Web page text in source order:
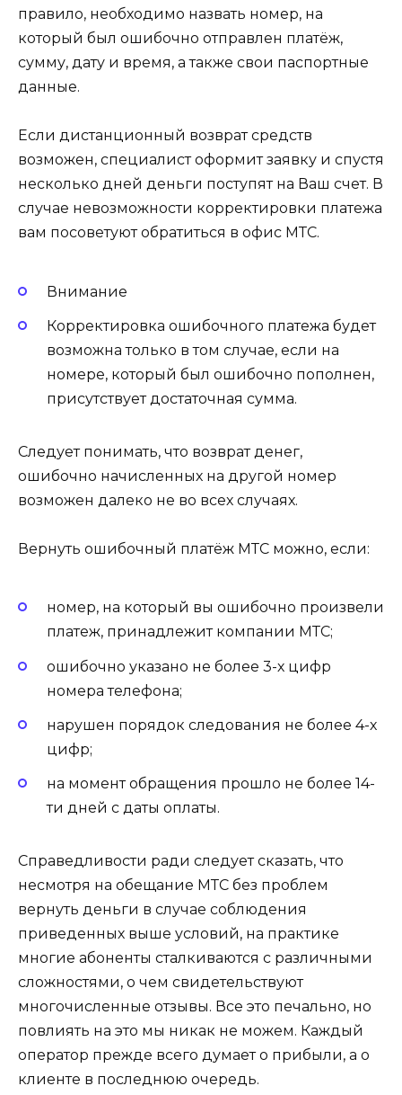
правило, необходимо назвать номер, на
который был ошибочно отправлен платёж,
сумму, дату и время, а также свои паспортные
данные.
Если дистанционный возврат средств
возможен, специалист оформит заявку и спустя
несколько дней деньги поступят на Ваш счет. В
случае невозможности корректировки платежа
вам посоветуют обратиться в офис МТС.
Внимание
Корректировка ошибочного платежа будет
возможна только в том случае, если на
номере, который был ошибочно пополнен,
присутствует достаточная сумма.
Следует понимать, что возврат денег,
ошибочно начисленных на другой номер
возможен далеко не во всех случаях.
Вернуть ошибочный платёж МТС можно, если:
номер, на который вы ошибочно произвели
платеж, принадлежит компании МТС;
ошибочно указано не более 3-х цифр
номера телефона;
нарушен порядок следования не более 4-х
цифр;
на момент обращения прошло не более 14-
ти дней с даты оплаты.
Справедливости ради следует сказать, что
несмотря на обещание МТС без проблем
вернуть деньги в случае соблюдения
приведенных выше условий, на практике
многие абоненты сталкиваются с различными
сложностями, о чем свидетельствуют
многочисленные отзывы. Все это печально, но
повлиять на это мы никак не можем. Каждый
оператор прежде всего думает о прибыли, а о
клиенте в последнюю очередь.